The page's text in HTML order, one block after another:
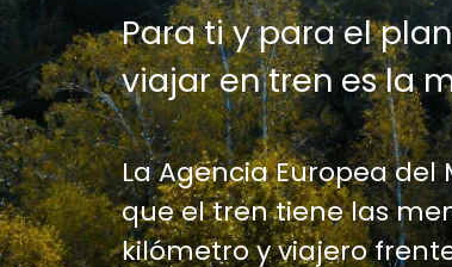
Para ti y para el
viajar en tren es la
La Agencia Europea
que el tren tiene las
kilómetro y viajero